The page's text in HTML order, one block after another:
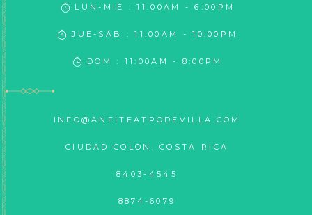
LUN-MIÉ : 11:00AM - 6:00PM
JUE-SÁB : 11:00AM - 10:00PM
DOM : 11:00AM - 8:00PM
INFO@ANFITEATRODEVILLA.COM
CIUDAD COLÓN, COSTA RICA
8403-4545
8874-6079